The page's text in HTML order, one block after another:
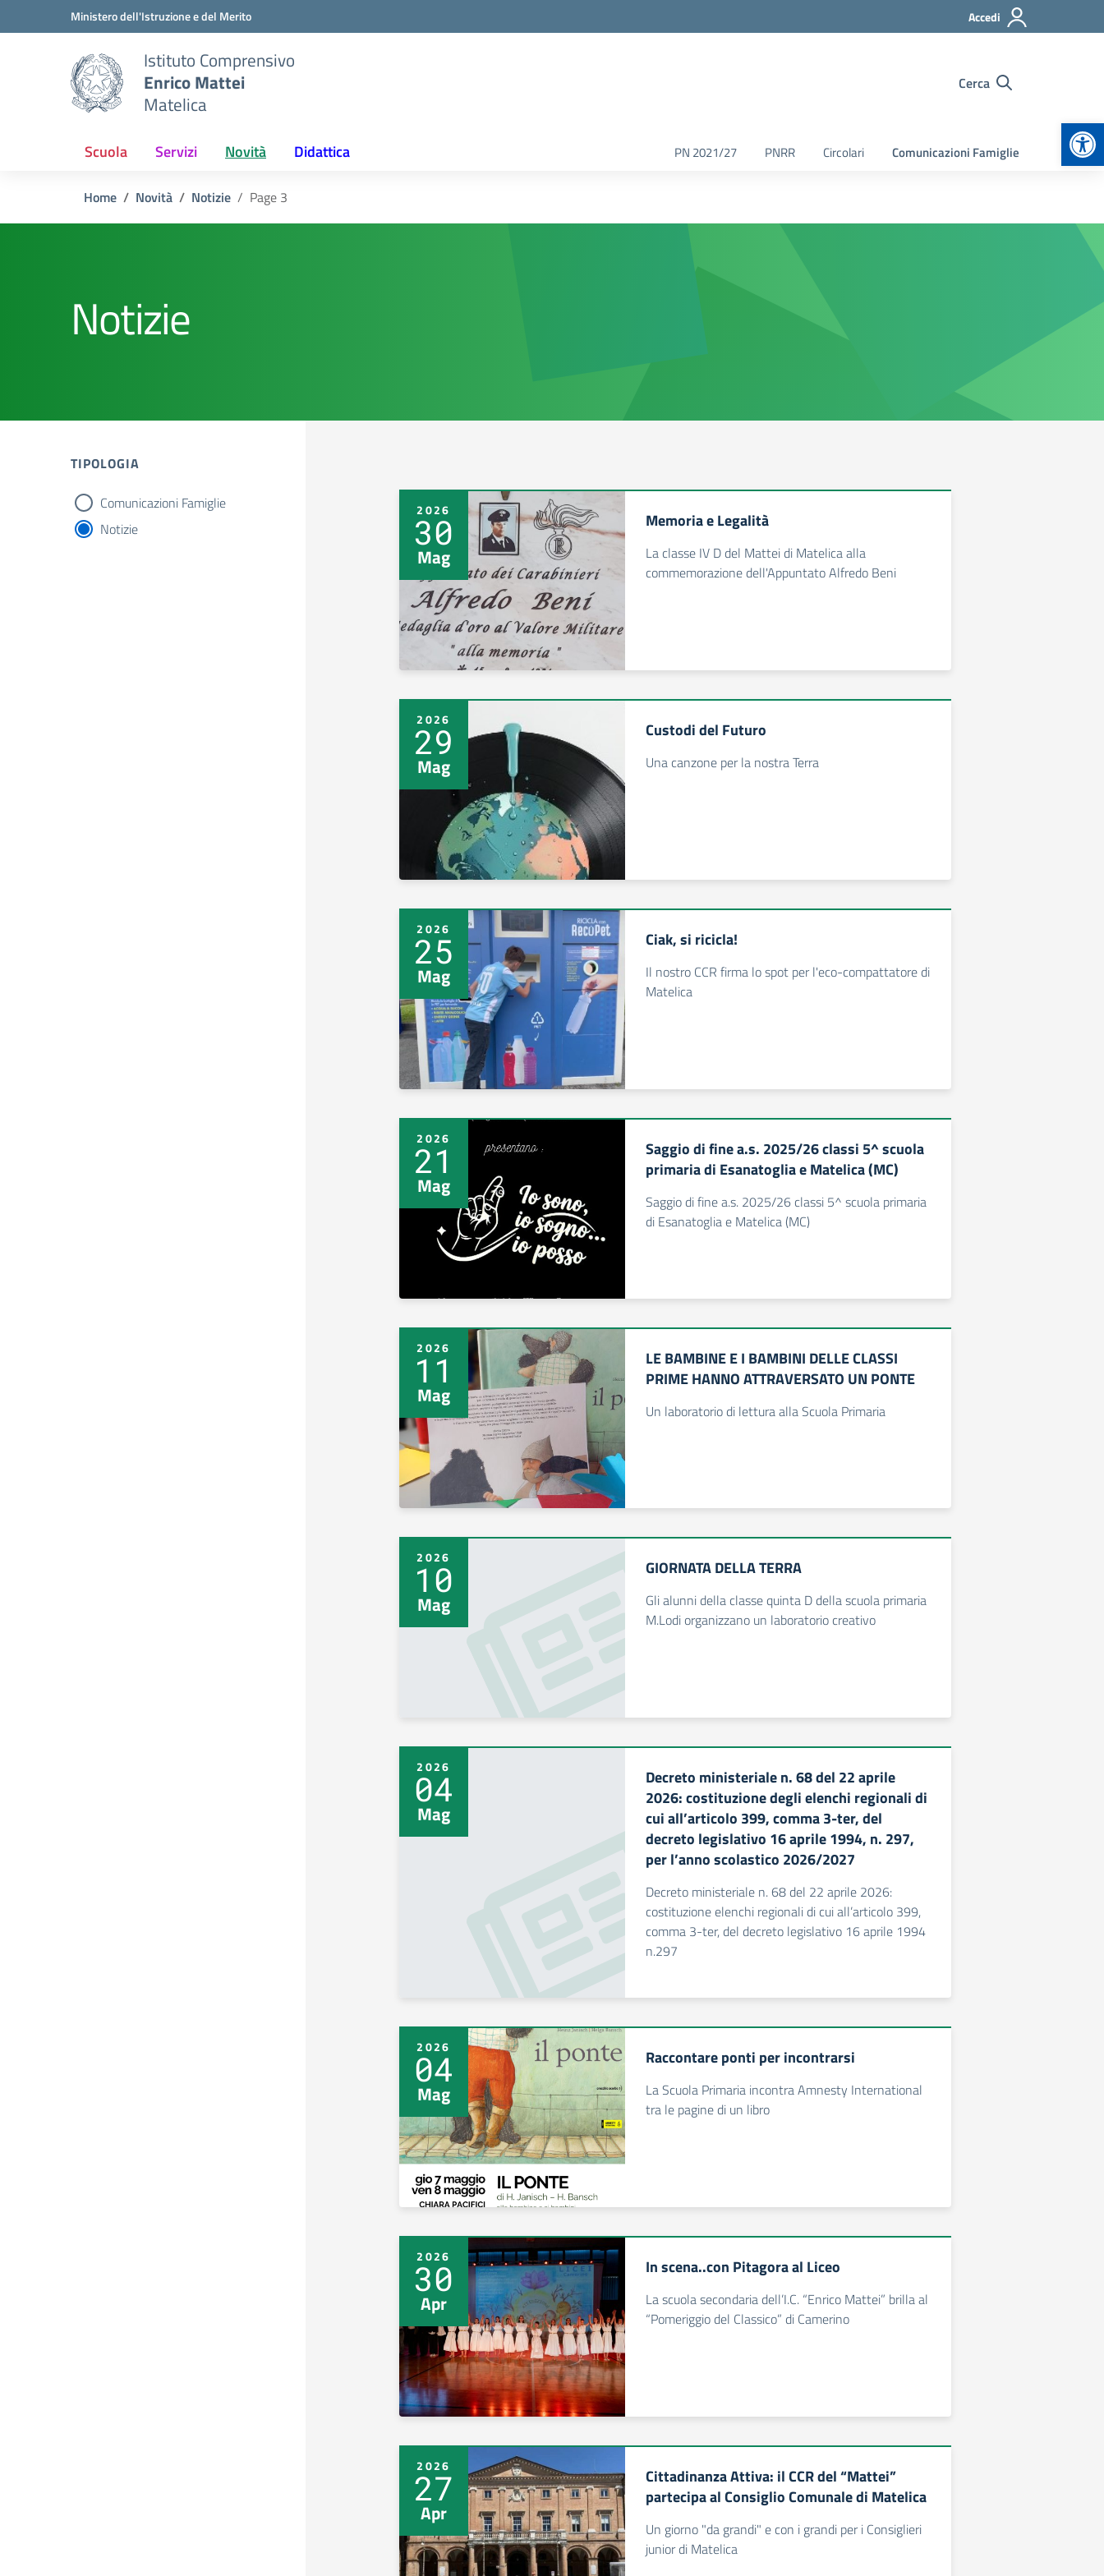
Vai ai contenuti
Vai al menu di navigazioneMinistero dell'Istruzione e del Merito Accedi
Istituto Comprensivo
Enrico Mattei
Matelica
Cerca
Scuola Servizi Novità Didattica PN 2021/27 PNRR Circolari Comunicazioni Famiglie
Home Novità Notizie Page 3
Notizie
TIPOLOGIA
tipologia di articoli
Comunicazioni Famiglie
Notizie
2026
30
Mag
Memoria e Legalità
La classe IV D del Mattei di Matelica alla
commemorazione dell'Appuntato Alfredo Beni
2026
29
Mag
Custodi del Futuro
Una canzone per la nostra Terra
2026
25
Mag
Ciak, si ricicla!
Il nostro CCR firma lo spot per l'eco-compattatore di
Matelica
2026
21
Mag
Saggio di fine a.s. 2025/26 classi 5^ scuola
primaria di Esanatoglia e Matelica (MC)
Saggio di fine a.s. 2025/26 classi 5^ scuola primaria
di Esanatoglia e Matelica (MC)
2026
11
Mag
LE BAMBINE E I BAMBINI DELLE CLASSI
PRIME HANNO ATTRAVERSATO UN PONTE
Un laboratorio di lettura alla Scuola Primaria
2026
10
Mag
GIORNATA DELLA TERRA
Gli alunni della classe quinta D della scuola primaria
M.Lodi organizzano un laboratorio creativo
2026
04
Mag
Decreto ministeriale n. 68 del 22 aprile
2026: costituzione degli elenchi regionali di
cui all’articolo 399, comma 3-ter, del
decreto legislativo 16 aprile 1994, n. 297,
per l’anno scolastico 2026/2027
Decreto ministeriale n. 68 del 22 aprile 2026:
costituzione elenchi regionali di cui all’articolo 399,
comma 3-ter, del decreto legislativo 16 aprile 1994
n.297
2026
04
Mag
Raccontare ponti per incontrarsi
La Scuola Primaria incontra Amnesty International
tra le pagine di un libro
2026
30
Apr
In scena..con Pitagora al Liceo
La scuola secondaria dell’I.C. “Enrico Mattei” brilla al
“Pomeriggio del Classico” di Camerino
2026
27
Apr
Cittadinanza Attiva: il CCR del “Mattei”
partecipa al Consiglio Comunale di Matelica
Un giorno "da grandi" e con i grandi per i Consiglieri
junior di Matelica